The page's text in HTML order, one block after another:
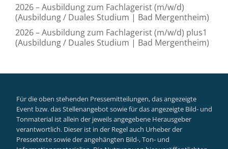
2026 – Ausbildung zum Fachlagerist (m/w/d)
(Ausbildung / Duales Studium | Bad Mergentheim)
2026 – Ausbildung zum Fachlagerist (m/w/d) plus1
(Ausbildung / Duales Studium | Bad Mergentheim)
Für die oben stehenden Pressemitteilungen, das angezeigte
Event bzw. das Stellenangebot sowie für das angezeigte Bild- und
Tonmaterial ist allein der jeweils angegebene Herausgeber
verantwortlich. Dieser ist in der Regel auch Urheber der
Pressetexte sowie der angehängten Bild-, Ton- und